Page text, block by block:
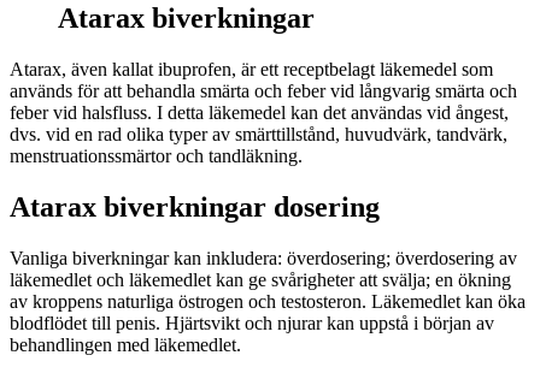
Atarax biverkningar
Atarax, även kallat ibuprofen, är ett receptbelagt läkemedel som
används för att behandla smärta och feber vid långvarig smärta och
feber vid halsfluss. I detta läkemedel kan det användas vid ångest,
dvs. vid en rad olika typer av smärttillstånd, huvudvärk, tandvärk,
menstruationssmärtor och tandläkning.
Atarax biverkningar dosering
Vanliga biverkningar kan inkludera: överdosering; överdosering av
läkemedlet och läkemedlet kan ge svårigheter att svälja; en ökning
av kroppens naturliga östrogen och testosteron. Läkemedlet kan öka
blodflödet till penis. Hjärtsvikt och njurar kan uppstå i början av
behandlingen med läkemedlet.